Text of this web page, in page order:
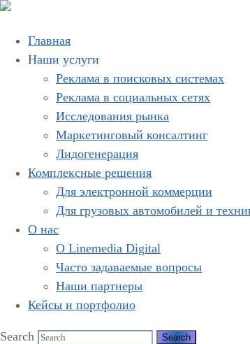
Главная
Наши услуги
Реклама в поисковых системах
Реклама в социальных сетях
Исследования рынка
Маркетинговый консалтинг
Лидогенерация
Комплексные решения
Для электронной коммерции
Для грузовых автомобилей и
О нас
О Linemedia Digital
Часто задаваемые вопросы
Наши партнеры
Кейсы и портфолио
Search